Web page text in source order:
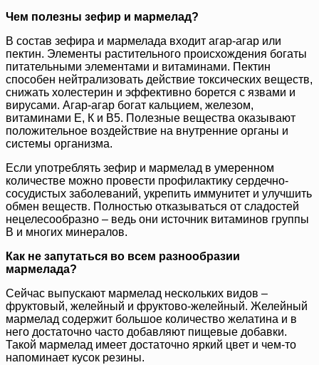
Чем полезны зефир и мармелад?
В состав зефира и мармелада входит агар-агар или
пектин. Элементы растительного происхождения богаты
питательными элементами и витаминами. Пектин
способен нейтрализовать действие токсических веществ,
снижать холестерин и эффективно борется с язвами и
вирусами. Агар-агар богат кальцием, железом,
витаминами Е, К и В5. Полезные вещества оказывают
положительное воздействие на внутренние органы и
системы организма.
Если употреблять зефир и мармелад в умеренном
количестве можно провести профилактику сердечно-
сосудистых заболеваний, укрепить иммунитет и улучшить
обмен веществ. Полностью отказываться от сладостей
нецелесообразно – ведь они источник витаминов группы
В и многих минералов.
Как не запутаться во всем разнообразии
мармелада?
Сейчас выпускают мармелад нескольких видов –
фруктовый, желейный и фруктово-желейный. Желейный
мармелад содержит большое количество желатина и в
него достаточно часто добавляют пищевые добавки.
Такой мармелад имеет достаточно яркий цвет и чем-то
напоминает кусок резины.